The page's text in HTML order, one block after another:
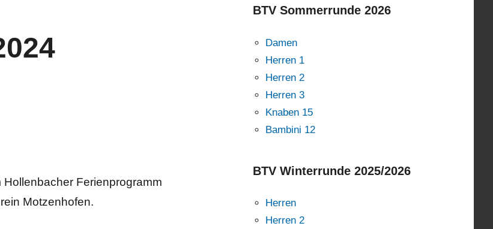
Ferienprogramm
Motzenhofen.
BTV Sommerrunde 2026
Damen
Herren 1
Herren 2
Herren 3
Knaben 15
Bambini 12
BTV Winterrunde 2025/2026
Herren
Herren 2